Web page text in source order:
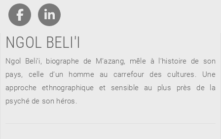
À PARAÎTRE
NOUVEAUTÉS
AVIS
A LA UNE
NGOL BELI'I
Ngol Beli’i, biographe de M’azang, mêle à l’histoire de son
pays, celle d’un homme au carrefour des cultures. Une
approche ethnographique et sensible au plus près de la
psyché de son héros.